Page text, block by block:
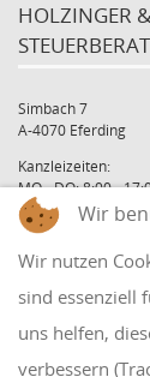
HOLZINGER
Simbach 7
A-4070 Eferding
Kanzleizeiten:
MO - DO: 8:00 -
FR: 8:00 - 12:00h
Tel: +43 7272 39
Fax: +43 7272 39 79
QUICKLINKS
Wir
Wir nutzen
sind essenziell
uns helfen,
verbessern